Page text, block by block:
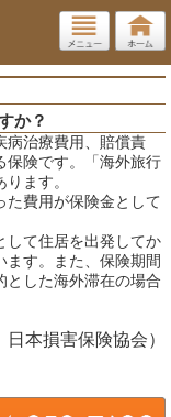
か？
病治療費用、賠償責
保険です。「海外旅行
ます。
た費用が保険金として
して住居を出発してか
ます。また、保険期間
とした海外滞在の場合
日本損害保険協会）